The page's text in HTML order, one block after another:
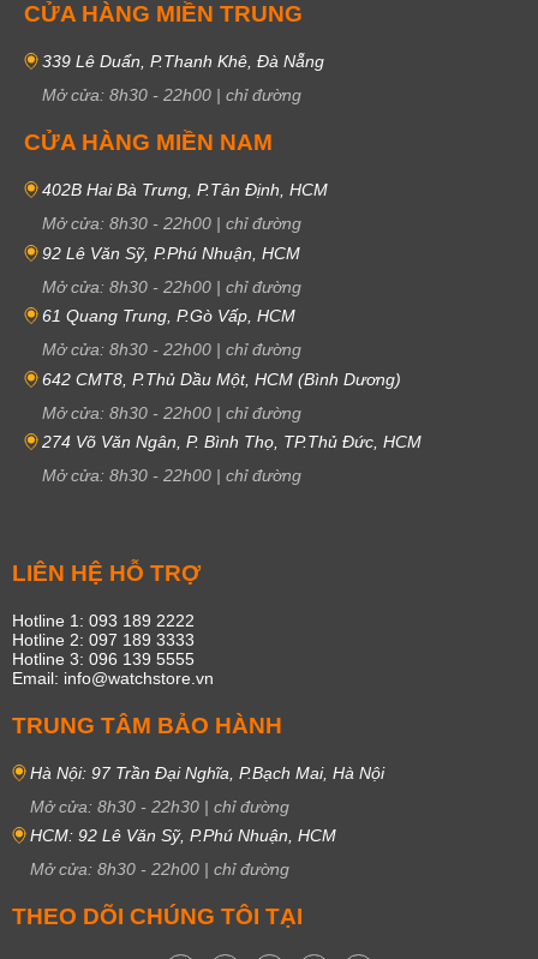
CỬA HÀNG MIỀN TRUNG
339 Lê Duẩn, P.Thanh Khê, Đà Nẵng
Mở cửa: 8h30 - 22h00 | chỉ đường
CỬA HÀNG MIỀN NAM
402B Hai Bà Trưng, P.Tân Định, HCM
Mở cửa: 8h30 - 22h00 | chỉ đường
92 Lê Văn Sỹ, P.Phú Nhuận, HCM
Mở cửa: 8h30 - 22h00 | chỉ đường
61 Quang Trung, P.Gò Vấp, HCM
Mở cửa: 8h30 - 22h00 | chỉ đường
642 CMT8, P.Thủ Dầu Một, HCM (Bình Dương)
Mở cửa: 8h30 - 22h00 | chỉ đường
274 Võ Văn Ngân, P. Bình Thọ, TP.Thủ Đức, HCM
Mở cửa: 8h30 - 22h00 | chỉ đường
LIÊN HỆ HỖ TRỢ
Hotline 1: 093 189 2222
Hotline 2: 097 189 3333
Hotline 3: 096 139 5555
Email: info@watchstore.vn
TRUNG TÂM BẢO HÀNH
Hà Nội: 97 Trần Đại Nghĩa, P.Bạch Mai, Hà Nội
Mở cửa: 8h30 - 22h30 | chỉ đường
HCM: 92 Lê Văn Sỹ, P.Phú Nhuận, HCM
Mở cửa: 8h30 - 22h00 | chỉ đường
THEO DÕI CHÚNG TÔI TẠI